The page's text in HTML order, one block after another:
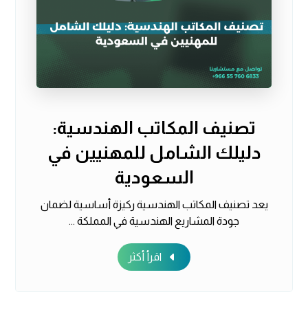
تصنيف المكاتب الهندسية:
دليلك الشامل للمهنيين في
السعودية
يعد تصنيف المكاتب الهندسية ركيزة أساسية لضمان
جودة المشاريع الهندسية في المملكة ...
اقرأ أكثر